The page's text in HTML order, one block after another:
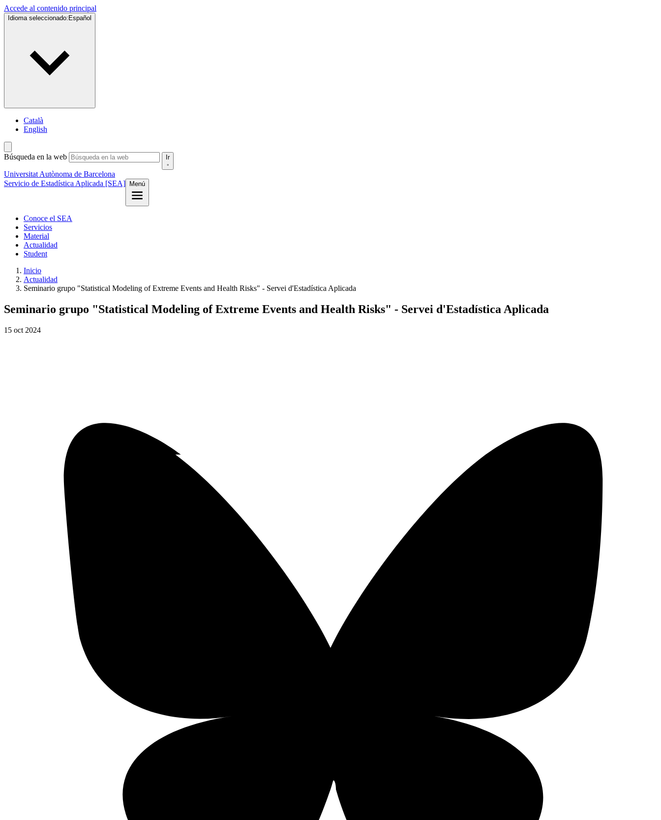
Accede al contenido principal
Idioma seleccionado: Español
Català
English
Búsqueda en la web Ir
Universitat Autònoma de Barcelona
Servicio de Estadística Aplicada [SEA]
Menú
Conoce el SEA
Servicios
Material
Actualidad
Student
Inicio
Actualidad
Seminario grupo "Statistical Modeling of Extreme Events and Health Risks" - Servei d'Estadística Aplicada
Seminario grupo "Statistical Modeling of Extreme Events and Health Risks" - Servei d'Estadística Aplicada
15 oct 2024